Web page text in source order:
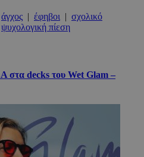
άγχος | έφηβοι | σχολικό
ψυχολογική πίεση
decks του Wet Glam –